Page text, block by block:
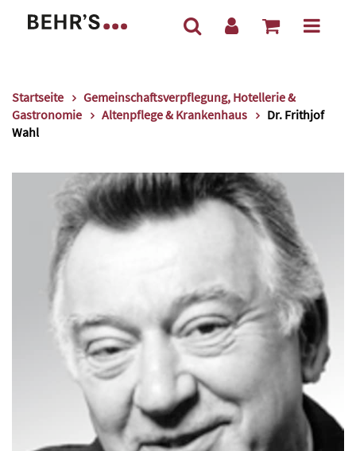
Startseite
Gemeinschaftsverpflegung, Hotellerie &
Gastronomie
Altenpflege & Krankenhaus
Dr. Frithjof
Wahl